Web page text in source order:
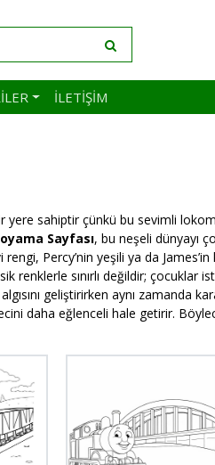
İLETIŞIM
yere sahiptir çünkü bu sevimli
Sayfası, bu neşeli dünyayı
Percy’nin yeşili ya da James’in
renklerle sınırlı değildir; çocuklar
geliştirirken aynı zamanda
daha eğlenceli hale getirir.